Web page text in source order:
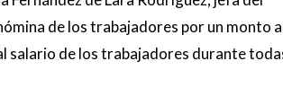
de los trabajadores por un monto
salario de los trabajadores durante